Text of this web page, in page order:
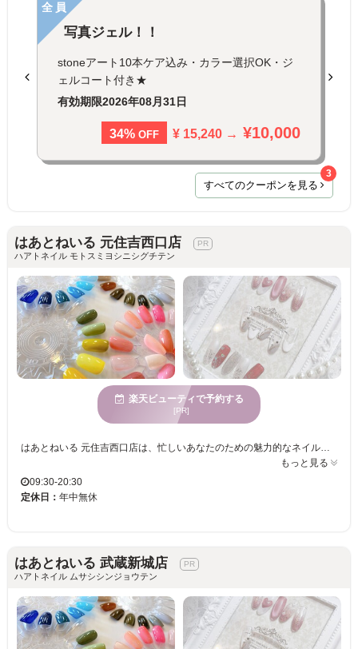
全員
写真ジェル！！
stoneアート10本ケア込み・カラー選択OK・ジ
ェルコート付き★
有効期限2026年08月31日
34% OFF ¥ 15,240 → ¥10,000
すべてのクーポンを見る
3
はあとねいる 元住吉西口店
ハアトネイル モトスミヨシニシグチテン
楽天ビューティで予約する
[PR]
はあとねいる 元住吉西口店は、忙しいあなたのための魅力的なネイルサロン。居心地の良さを感じる店舗で、手頃な価格ながらキレイな仕上がりを提供。経験豊富なネイリストによる迅速かつ丁寧な施術で、短時間でも高品質な指先を実現します。多様な年齢向けに対応したデザインを豊富に取り揃え、どなたでも気軽に新しい自分を楽しめる場所です。ストレスを解消し、自分の家のように何度もご来店いただける雰囲気で、初めての方も安心です。はあとねいるで、毎日の気分をアップさせる美しさを手に入れましょう。
もっと見る
09:30-20:30
定休日： 年中無休
はあとねいる 武蔵新城店
ハアトネイル ムサシシンジョウテン